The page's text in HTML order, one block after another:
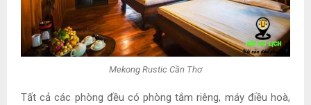
Mekong Rustic Cần Thơ
Tất cả các phòng đều có phòng tắm riêng, máy điều hoà,